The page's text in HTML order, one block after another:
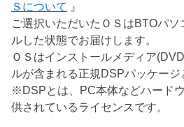
Ｓについて 』
ご選択いただいたＯＳはBTOパ
ルした状態でお届けします。
ＯＳはインストールメディア
ルが含まれる正規DSPパッケージ
※DSPとは、PC本体などハード
供されているライセンスです。